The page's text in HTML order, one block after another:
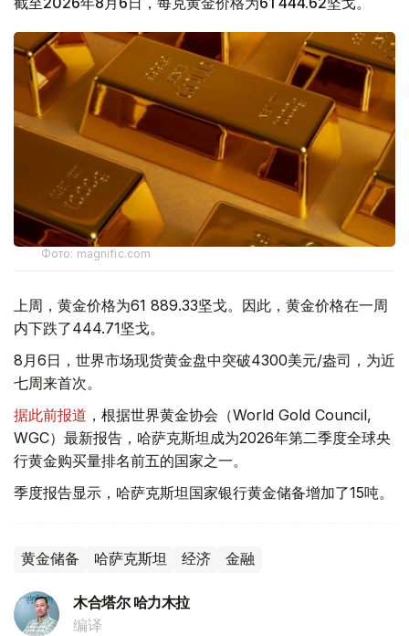
Фото: magnific.com
上周，黄金价格为61 889.33坚戈。因此，黄金价格在一周
内下跌了444.71坚戈。
8月6日，世界市场现货黄金盘中突破4300美元/盎司，为近
七周来首次。
据此前报道 ，根据世界黄金协会（World Gold Council,
WGC）最新报告，哈萨克斯坦成为2026年第二季度全球央
行黄金购买量排名前五的国家之一。
季度报告显示，哈萨克斯坦国家银行黄金储备增加了15吨。
黄金储备 哈萨克斯坦 经济 金融
木合塔尔 哈力木拉
编译